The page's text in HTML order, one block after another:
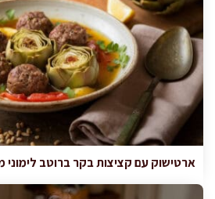
ארטישוק עם קציצות בקר ברוטב